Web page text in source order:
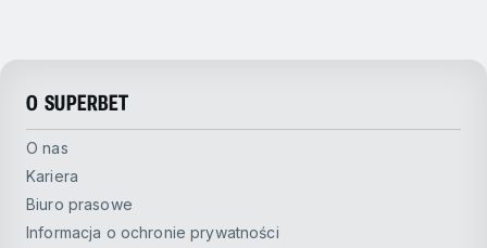
O SUPERBET
O nas
Kariera
Biuro prasowe
Informacja o ochronie prywatności